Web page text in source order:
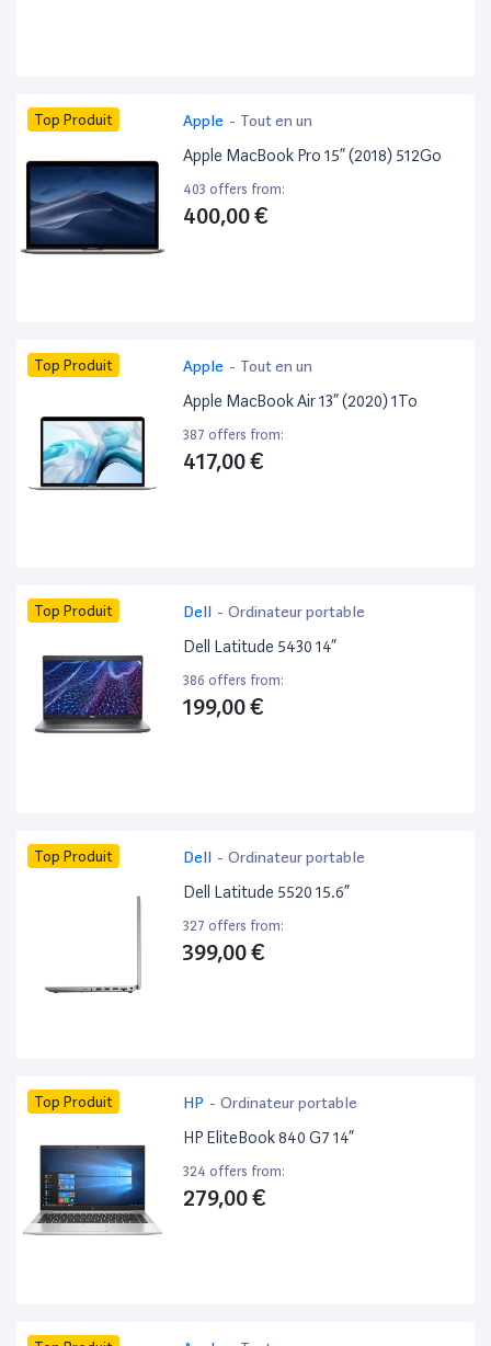
Top Produit Apple - Tout en un
Apple MacBook Pro 15” (2018) 512Go
403 offers from:
400,00 €
Top Produit Apple - Tout en un
Apple MacBook Air 13” (2020) 1To
387 offers from:
417,00 €
Top Produit Dell - Ordinateur portable
Dell Latitude 5430 14”
386 offers from:
199,00 €
Top Produit Dell - Ordinateur portable
Dell Latitude 5520 15.6”
327 offers from:
399,00 €
Top Produit HP - Ordinateur portable
HP EliteBook 840 G7 14”
324 offers from:
279,00 €